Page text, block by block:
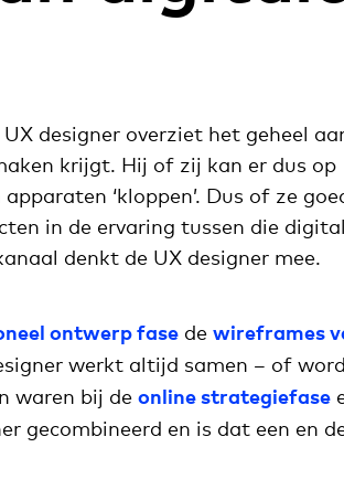
designer overziet het geheel
krijgt. Hij of zij kan er dus op
‘kloppen’. Dus of ze
in de ervaring tussen die
denkt de UX designer mee.
ontwerp fase de wireframes
werkt altijd samen – of
waren bij de online strategiefase
gecombineerd en is dat een en